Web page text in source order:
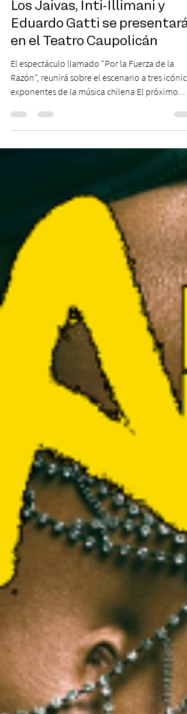
Los Jaivas, Inti-Illimani y
Eduardo Gatti se
en el Teatro Caupolicán
El espectáculo llamado “Por la Fuerza de la
Razón”, reunirá sobre el escenario a tres
exponentes de la música chilena El próximo...